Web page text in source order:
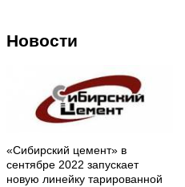
Новости
«Сибирский цемент» в
сентябре 2022 запускает
новую линейку тарированной